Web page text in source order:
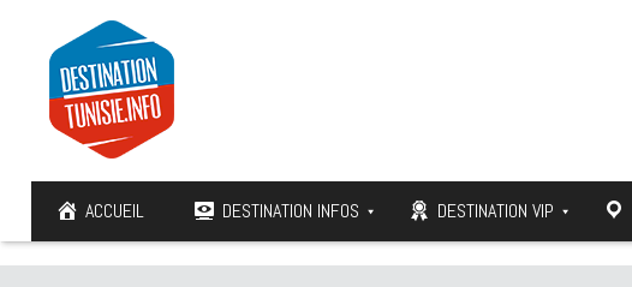
ACCUEIL DESTINATION INFOS DESTINATION VIP